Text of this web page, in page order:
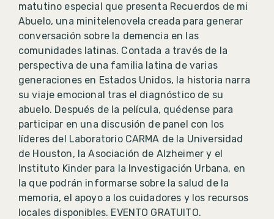
matutino especial que presenta Recuerdos de mi
Abuelo, una minitelenovela creada para generar
conversación sobre la demencia en las
comunidades latinas. Contada a través de la
perspectiva de una familia latina de varias
generaciones en Estados Unidos, la historia narra
su viaje emocional tras el diagnóstico de su
abuelo. Después de la película, quédense para
participar en una discusión de panel con los
líderes del Laboratorio CARMA de la Universidad
de Houston, la Asociación de Alzheimer y el
Instituto Kinder para la Investigación Urbana, en
la que podrán informarse sobre la salud de la
memoria, el apoyo a los cuidadores y los recursos
locales disponibles. EVENTO GRATUITO.